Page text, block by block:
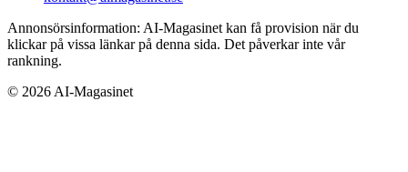
Annonsörsinformation: AI-Magasinet kan få provision när du
klickar på vissa länkar på denna sida. Det påverkar inte vår
rankning.
© 2026 AI-Magasinet